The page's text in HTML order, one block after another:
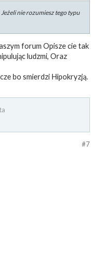
nie rozumiesz tego typu
forum Opisze cie tak
ludzmi, Oraz
bo smierdzi Hipokryzją.
#7